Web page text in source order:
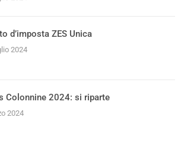
d’imposta ZES Unica
2024
Colonnine 2024: si riparte
2024